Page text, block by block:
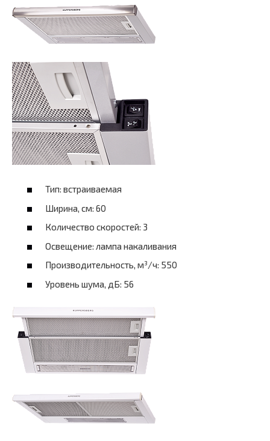
Тип: встраиваемая
Ширина, см: 60
Количество скоростей: 3
Освещение: лампа накаливания
Производительность, м³/ч: 550
Уровень шума, дБ: 56